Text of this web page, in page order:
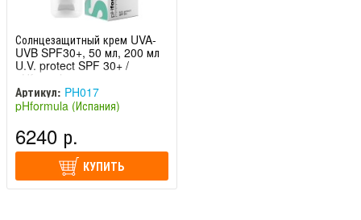
Солнцезащитный крем UVA-
UVB SPF30+, 50 мл, 200 мл
U.V. protect SPF 30+ /
pHformula
Артикул: PH017
pHformula (Испания)
6240 р.
КУПИТЬ